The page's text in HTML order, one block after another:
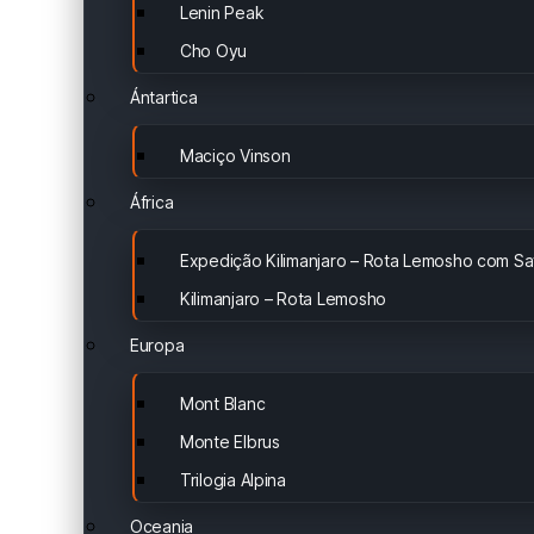
Lenin Peak
Cho Oyu
Ántartica
Maciço Vinson
África
Expedição Kilimanjaro – Rota Lemosho com
Kilimanjaro – Rota Lemosho
Europa
Mont Blanc
Monte Elbrus
Trilogia Alpina
Oceania